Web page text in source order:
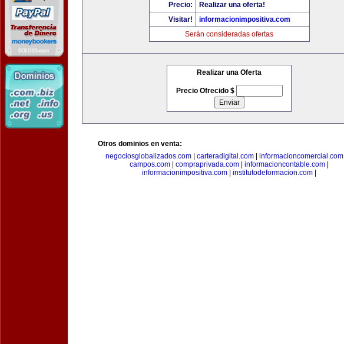
Precio:
Realizar una oferta!
Visitar!
informacionimpositiva.com
Serán consideradas ofertas
Realizar una Oferta
Precio Ofrecido $
Otros dominios en venta:
negociosglobalizados.com
carteradigital.com informacioncomercial.com
campos.com
compraprivada.com informacioncontable.com
informacionimpositiva.com
institutodeformacion.com